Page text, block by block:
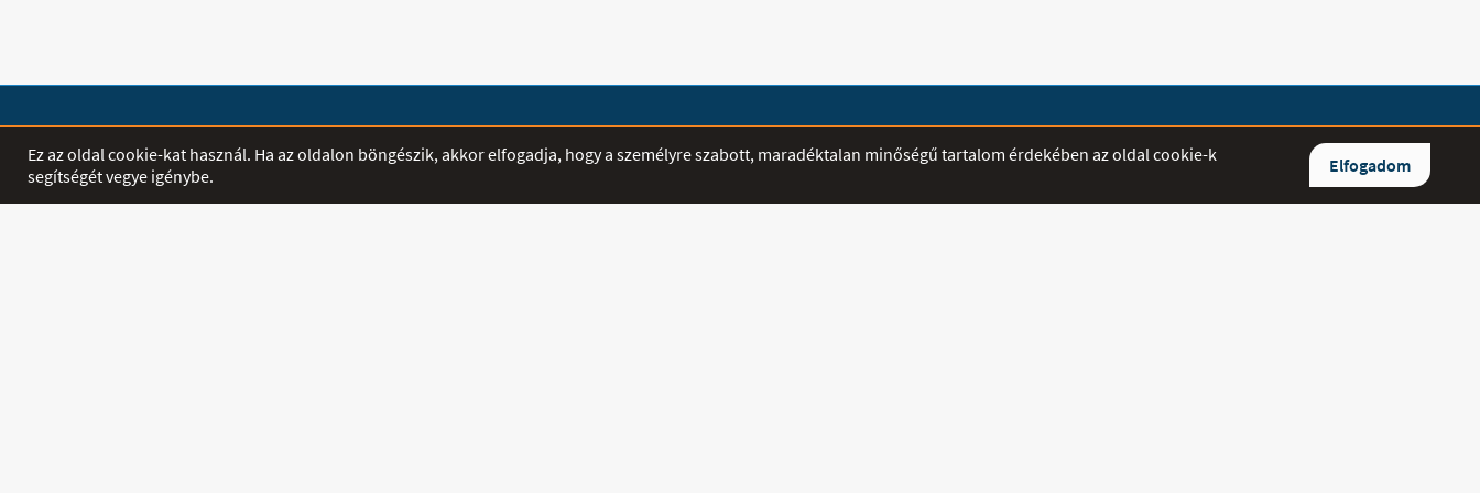
Ez az oldal cookie-kat használ. Ha az oldalon böngészik, akkor elfogadja, hogy a személyre szabott, maradéktalan minőségű tartalom érdekében az oldal cookie-k
segítségét vegye igénybe.
Elfogadom
SHOP
Termékek
Akciók
EGYÉB
Letöltés
ÁTVÉTELI PONTOK
Madách utca 12-14.
SEGÍTSÉG
hamarabb válaszolni.